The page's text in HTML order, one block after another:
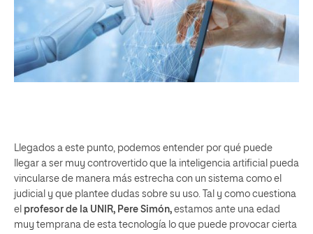
Llegados a este punto, podemos entender por qué puede
llegar a ser muy controvertido que la inteligencia artificial pueda
vincularse de manera más estrecha con un sistema como el
judicial y que plantee dudas sobre su uso. Tal y como cuestiona
el profesor de la UNIR, Pere Simón, estamos ante una edad
muy temprana de esta tecnología lo que puede provocar cierta